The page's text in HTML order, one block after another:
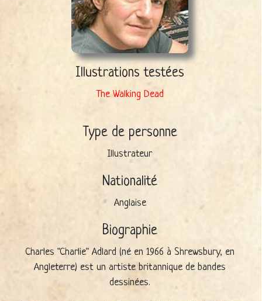
Illustrations testées
The Walking Dead
Type de personne
Illustrateur
Nationalité
Anglaise
Biographie
Charles "Charlie" Adlard (né en 1966 à Shrewsbury, en
Angleterre) est un artiste britannique de bandes
dessinées.